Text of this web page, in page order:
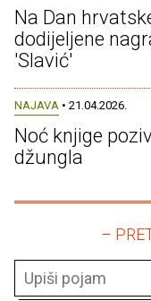
Na Dan
dodijeljene
'Slavić'
NAJAVA • 21.04.2026.
Noć knjige
džungla
–